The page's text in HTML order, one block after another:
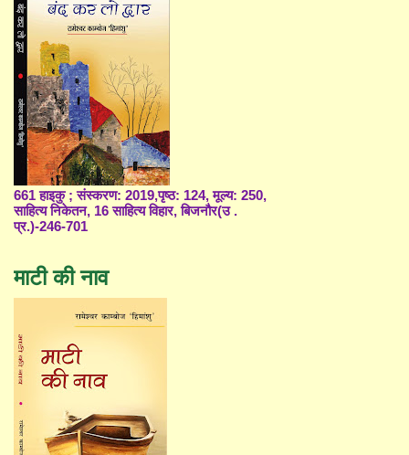
661 हाइकु ; संस्करण: 2019,पृष्ठ: 124, मूल्य: 250,
साहित्य निकेतन, 16 साहित्य विहार, बिजनौर(उ .
प्र.)-246-701
माटी की नाव